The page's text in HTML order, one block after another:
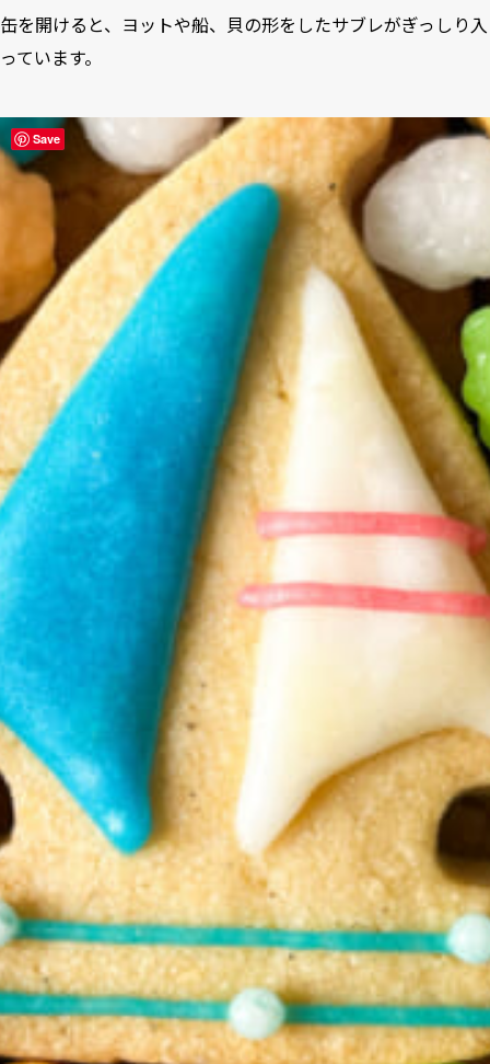
缶を開けると、ヨットや船、貝の形をしたサブレがぎっしり入
っています。
Save